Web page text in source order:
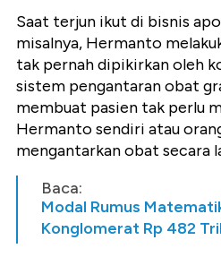
Saat terjun ikut di bisnis
misalnya, Hermanto
tak pernah dipikirkan oleh
sistem pengantaran obat
membuat pasien tak perlu
Hermanto sendiri atau
mengantarkan obat secara
Baca:
Modal Rumus
Konglomerat Rp 482